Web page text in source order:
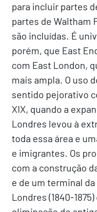
para incluir partes
partes de Waltham
são incluídas. É
porém, que East
com East London,
mais ampla. O uso
sentido pejorativo
XIX, quando a
Londres levou à
toda essa área e
e imigrantes. Os
com a construção
e de um terminal
Londres (1840-